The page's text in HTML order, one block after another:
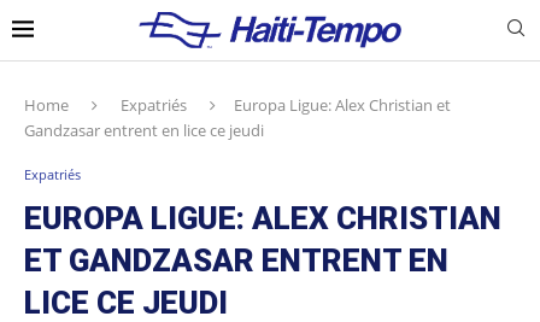
Home Expatriés
Europa Ligue: Alex Christian et
Gandzasar entrent en lice ce jeudi
Expatriés
EUROPA LIGUE: ALEX CHRISTIAN
ET GANDZASAR ENTRENT EN
LICE CE JEUDI